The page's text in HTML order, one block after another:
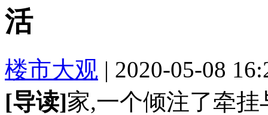
活
楼市大观 | 2020-05-08
[导读]家,一个倾注了牵